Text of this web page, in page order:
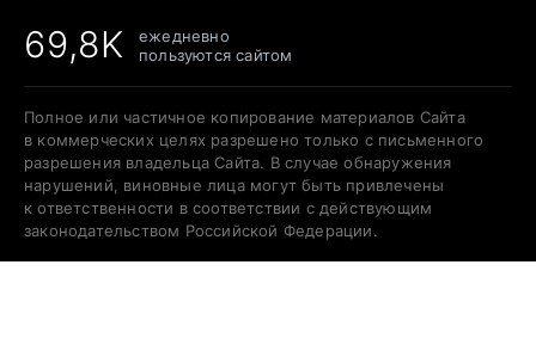
69,8K
ежедневно
пользуются сайтом
Полное или частичное копирование материалов Сайта
в коммерческих целях разрешено только с письменного
разрешения владельца Сайта. В случае обнаружения
нарушений, виновные лица могут быть привлечены
к ответственности в соответствии с действующим
законодательством Российской Федерации.